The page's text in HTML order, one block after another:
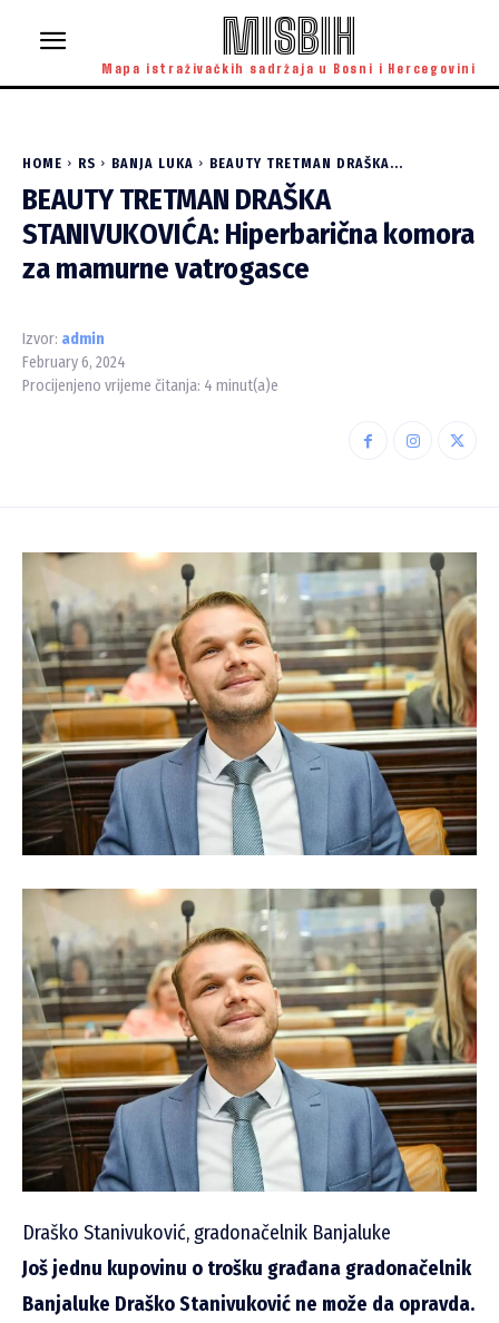
MISBIH
Mapa istraživačkih sadržaja u Bosni i Hercegovini
HOME RS BANJA LUKA BEAUTY TRETMAN DRAŠKA...
BEAUTY TRETMAN DRAŠKA
STANIVUKOVIĆA: Hiperbarična komora
za mamurne vatrogasce
Izvor: admin
February 6, 2024
Procijenjeno vrijeme čitanja: 4 minut(a)e
Draško Stanivuković, gradonačelnik Banjaluke
Još jednu kupovinu o trošku građana gradonačelnik
Banjaluke Draško Stanivuković ne može da opravda.